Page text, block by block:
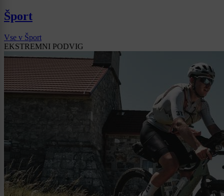
Šport
Vse v Šport
EKSTREMNI PODVIG